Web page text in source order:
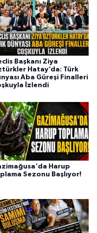
Başkanı Ziya
Hatay’da: Türk
Aba Güreşi Finalleri
İzlendi
Harup
Sezonu Başlıyor!